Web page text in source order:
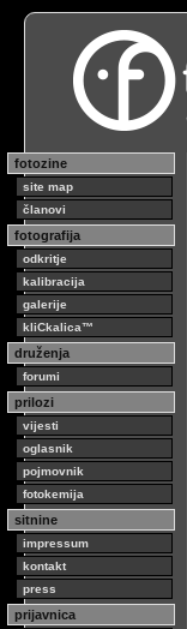
fotozine
site map
članovi
fotografija
odkritje
kalibracija
galerije
kliCkalica™
druženja
forumi
prilozi
vijesti
oglasnik
pojmovnik
fotokemija
sitnine
impressum
kontakt
press
prijavnica